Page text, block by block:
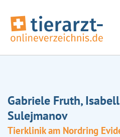
Gabriele Fruth,
Sulejmanov
Tierklinik am Nordring